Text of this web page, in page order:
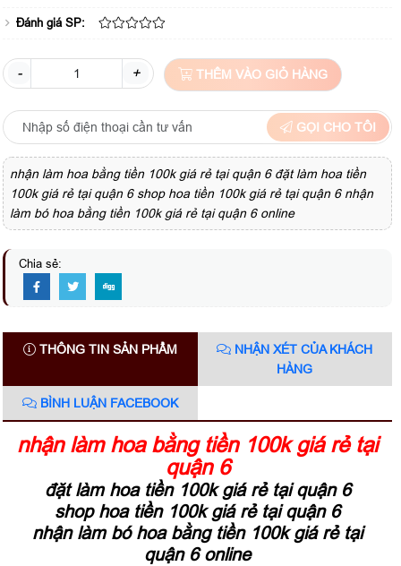
Đánh giá SP:
- + THÊM VÀO GIỎ HÀNG
GỌI CHO TÔI
nhận làm hoa bằng tiền 100k giá rẻ tại quận 6 đặt làm hoa tiền
100k giá rẻ tại quận 6 shop hoa tiền 100k giá rẻ tại quận 6 nhận
làm bó hoa bằng tiền 100k giá rẻ tại quận 6 online
Chia sẻ:
THÔNG TIN SẢN PHẨM
NHẬN XÉT CỦA KHÁCH
HÀNG
BÌNH LUẬN FACEBOOK
nhận làm hoa bằng tiền 100k giá rẻ tại
quận 6
đặt làm hoa tiền 100k giá rẻ tại quận 6
shop hoa tiền 100k giá rẻ tại quận 6
nhận làm bó hoa bằng tiền 100k giá rẻ tại
quận 6 online